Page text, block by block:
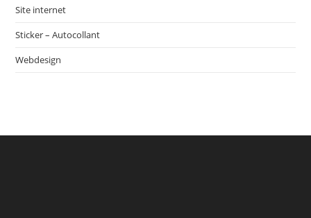
Site internet
Sticker – Autocollant
Webdesign